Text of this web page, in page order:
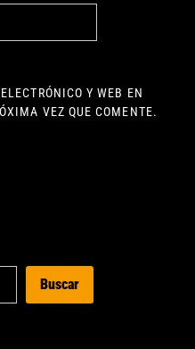
Y WEB EN
VEZ QUE COMENTE.
Buscar